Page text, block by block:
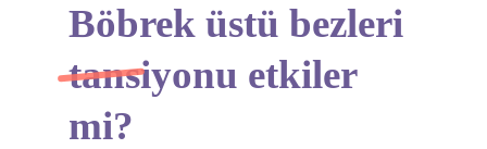
Böbrek üstü bezleri
tansiyonu etkiler
mi?